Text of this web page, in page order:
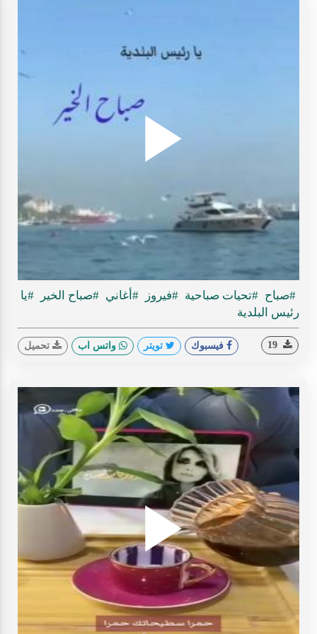
Play
#صباح #تحيات صباحية #فيروز #أغاني #صباح الخير
#يا
رئيس البلدية
فيسبوك تويتر واتس اب تحميل
Play